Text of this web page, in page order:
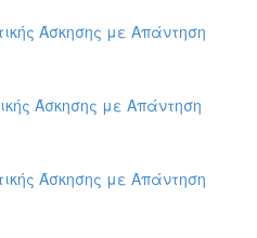
Άσκησης με Απάντηση
Άσκησης με Απάντηση
Άσκησης με Απάντηση